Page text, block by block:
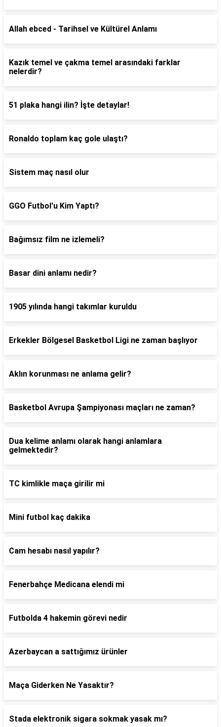
Allah ebced - Tarihsel ve Kültürel Anlamı
Kazık temel ve çakma temel arasındaki farklar
nelerdir?
51 plaka hangi ilin? İşte detaylar!
Ronaldo toplam kaç gole ulaştı?
Sistem maç nasıl olur
GGO Futbol'u Kim Yaptı?
Bağımsız film ne izlemeli?
Basar dini anlamı nedir?
1905 yılında hangi takımlar kuruldu
Erkekler Bölgesel Basketbol Ligi ne zaman başlıyor
Aklın korunması ne anlama gelir?
Basketbol Avrupa Şampiyonası maçları ne zaman?
Dua kelime anlamı olarak hangi anlamlara
gelmektedir?
TC kimlikle maça girilir mi
Mini futbol kaç dakika
Cam hesabı nasıl yapılır?
Fenerbahçe Medicana elendi mi
Futbolda 4 hakemin görevi nedir
Azerbaycan a sattığımız ürünler
Maça Giderken Ne Yasaktır?
Stada elektronik sigara sokmak yasak mı?